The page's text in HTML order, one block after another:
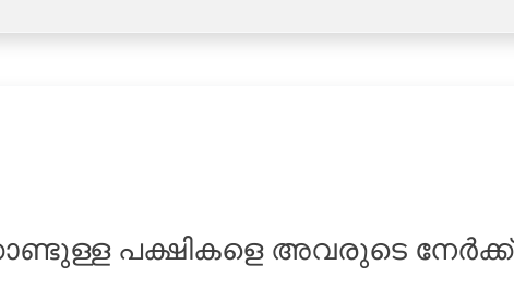
പക്ഷികളെ അവരുടെ